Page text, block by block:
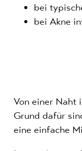
bei
bei Akne
Von einer Naht
Grund dafür
eine einfache